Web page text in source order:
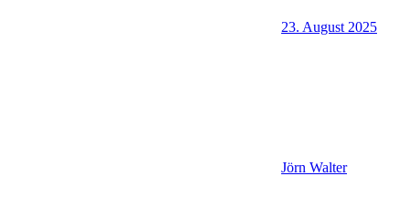
23. August 2025
Jörn Walter